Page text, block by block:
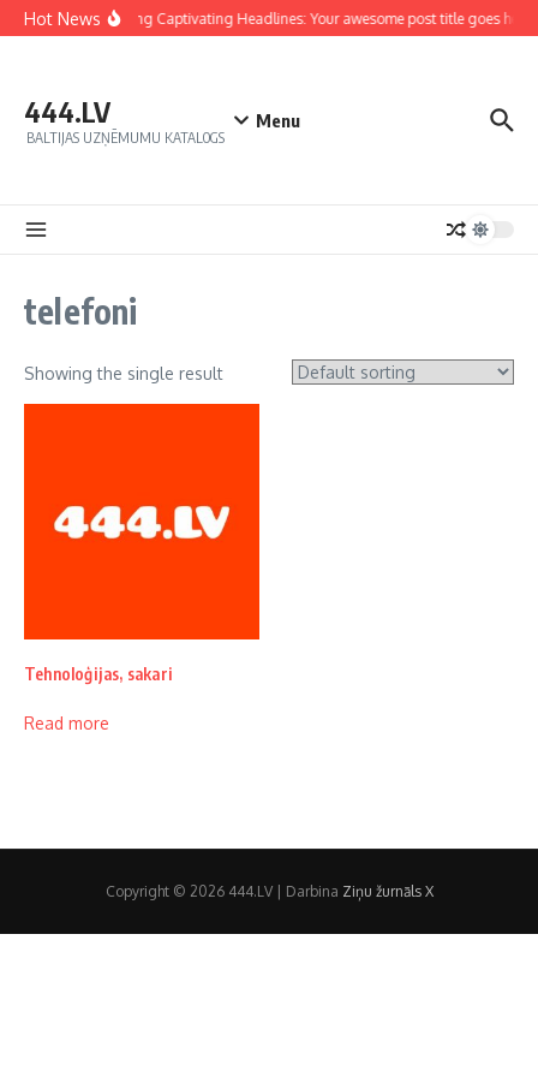
Hot NewsCrafting Captivating Headlines: Your awesome post title goes here
444.LV
BALTIJAS UZŅĒMUMU KATALOGS
Menu
telefoni
Showing the single result
Tehnoloģijas, sakari
Read more
Copyright © 2026 444.LV | Darbina Ziņu žurnāls X